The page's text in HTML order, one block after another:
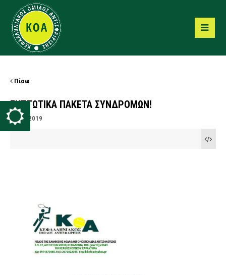
Πίσω
ΕΚΠΤΩΤΙΚΑ ΠΑΚΕΤΑ ΣΥΝΔΡΟΜΩΝ!
18/09/2019